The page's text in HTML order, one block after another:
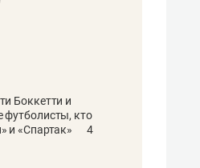
Боккетти и
футболисты, кто
и «Спартак»
4